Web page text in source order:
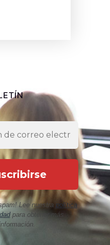
Lee nuestra política
para obtener más